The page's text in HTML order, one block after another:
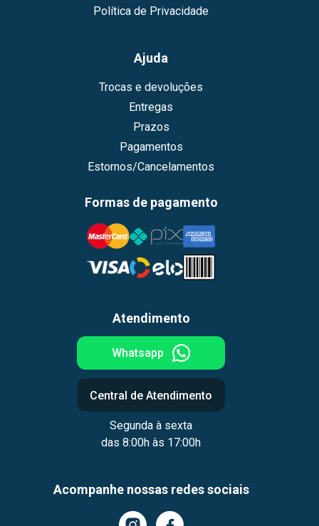
Política de Privacidade
Ajuda
Trocas e devoluções
Entregas
Prazos
Pagamentos
Estornos/Cancelamentos
Formas de pagamento
Atendimento
Whatsapp
Central de Atendimento
Segunda à sexta
das 8:00h às 17:00h
Acompanhe nossas redes sociais